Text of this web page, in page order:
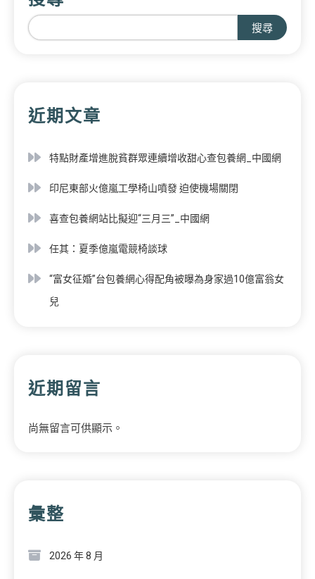
搜尋
近期文章
特點財產增進脫貧群眾連續增收甜心查包養網_中國網
印尼東部火億嵐工學椅山噴發 迫使機場關閉
喜查包養網站比擬迎“三月三”_中國網
任其：夏季億嵐電競椅談球
“富女征婚”台包養網心得配角被曝為身家過10億富翁女
兒
近期留言
尚無留言可供顯示。
彙整
2026 年 8 月